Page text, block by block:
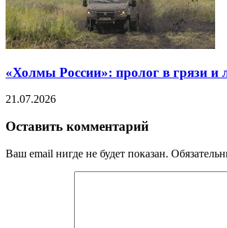
«Холмы России»: пролог в грязи
21.07.2026
Оставить комментарий
Ваш email нигде не будет показан.